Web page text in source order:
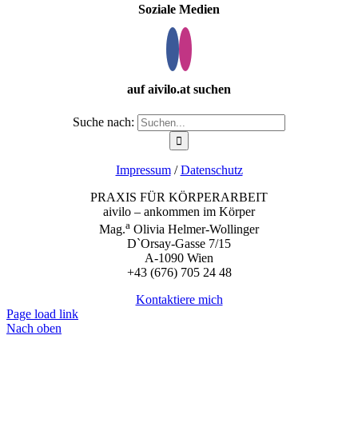
Soziale Medien
auf aivilo.at suchen
Suche nach:
Impressum/Datenschutz
PRAXIS FÜR KÖRPERARBEIT
aivilo – ankommen im Körper
Mag.a Olivia Helmer-Wollinger
D`Orsay-Gasse 7/15
A-1090 Wien
+43 (676) 705 24 48
Kontaktiere mich
Page load link
Nach oben